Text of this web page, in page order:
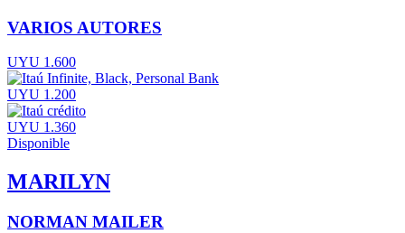
VARIOS AUTORES
UYU 1.600
UYU 1.200
UYU 1.360
Disponible
MARILYN
NORMAN MAILER